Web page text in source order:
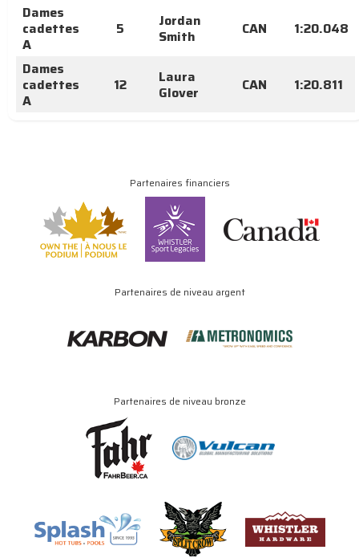
Dames
cadettes
A
5
Jordan
Smith
CAN
1:20.048
Dames
cadettes
A
12
Laura
Glover
CAN 1:20.811
Partenaires financiers
Partenaires de niveau argent
Partenaires de niveau bronze